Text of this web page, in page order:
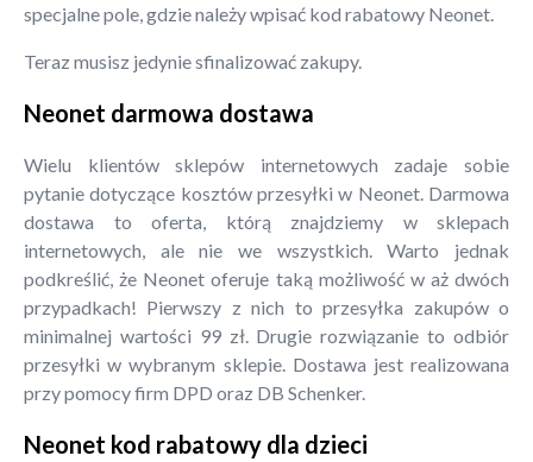
specjalne pole, gdzie należy wpisać kod rabatowy Neonet.
Teraz musisz jedynie sfinalizować zakupy.
Neonet darmowa dostawa
Wielu klientów sklepów internetowych zadaje sobie
pytanie dotyczące kosztów przesyłki w Neonet. Darmowa
dostawa to oferta, którą znajdziemy w sklepach
internetowych, ale nie we wszystkich. Warto jednak
podkreślić, że Neonet oferuje taką możliwość w aż dwóch
przypadkach! Pierwszy z nich to przesyłka zakupów o
minimalnej wartości 99 zł. Drugie rozwiązanie to odbiór
przesyłki w wybranym sklepie. Dostawa jest realizowana
przy pomocy firm DPD oraz DB Schenker.
Neonet kod rabatowy dla dzieci